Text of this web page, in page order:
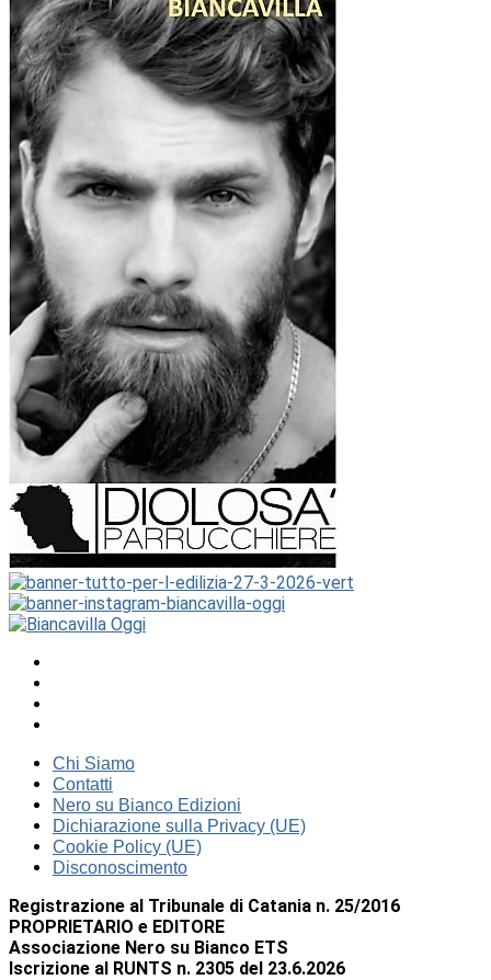
Chi Siamo
Contatti
Nero su Bianco Edizioni
Dichiarazione sulla Privacy (UE)
Cookie Policy (UE)
Disconoscimento
Registrazione al Tribunale di Catania n. 25/2016
PROPRIETARIO e EDITORE
Associazione Nero su Bianco ETS
Iscrizione al RUNTS n. 2305 del 23.6.2026